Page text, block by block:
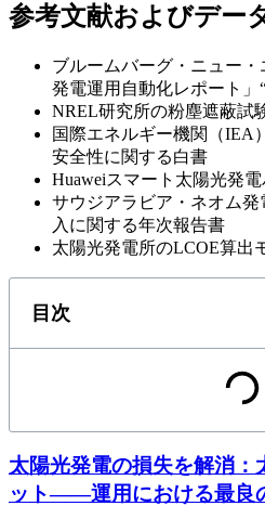
参考文献およびデー
ブルームバーグ・ニュー
発電運用自動化レポート」
NREL研究所の粉塵遮蔽試
国際エネルギー機関（IEA
安全性に関する白書
Huaweiスマート太陽光発
サウジアラビア・ネオム
入に関する年次報告書
太陽光発電所のLCOE算出
目次
太陽光発電の損失を解消：
ット――運用における最良